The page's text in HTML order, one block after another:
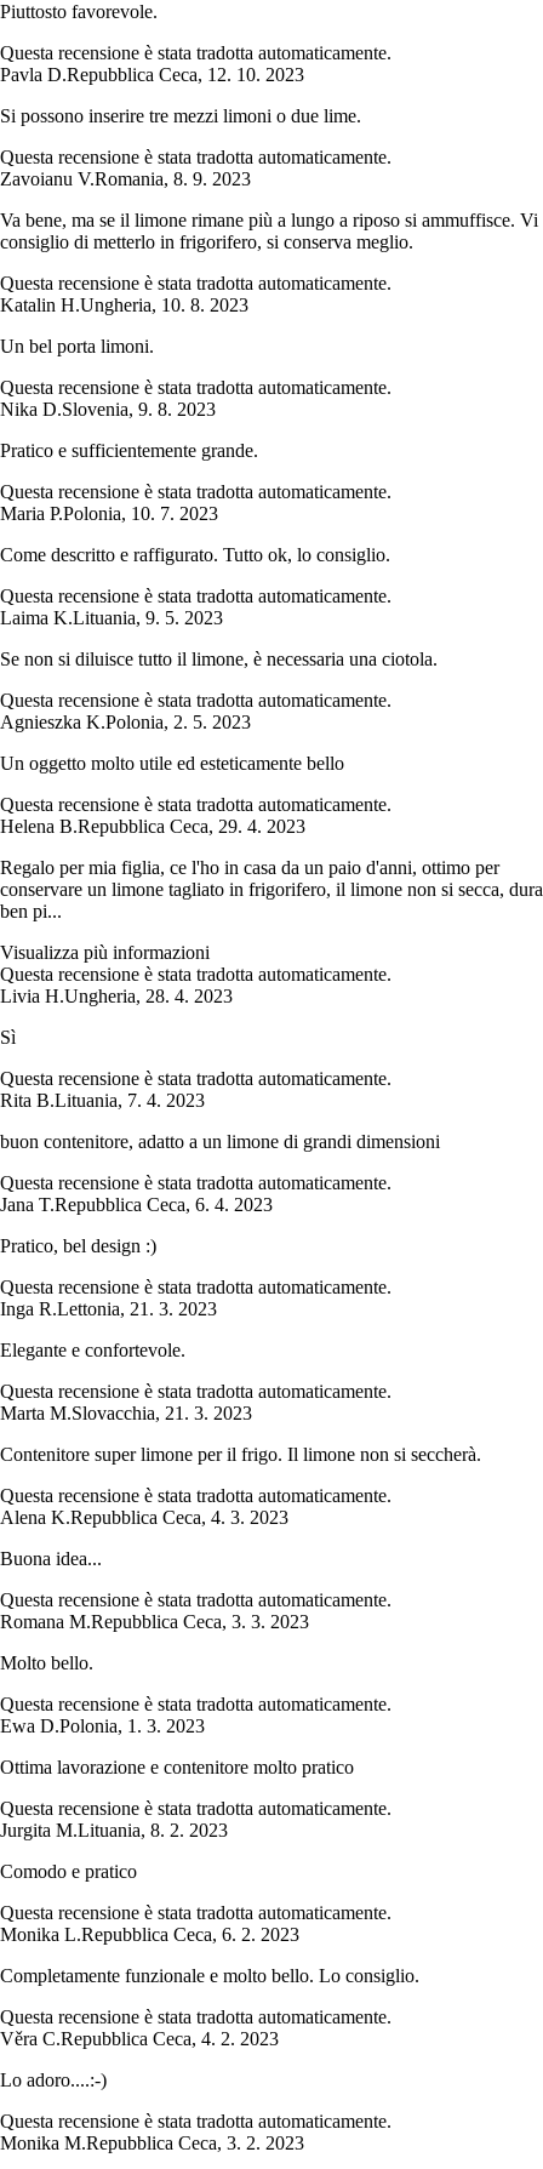
Piuttosto favorevole.
Questa recensione è stata tradotta automaticamente.
Pavla D.Repubblica Ceca, 12. 10. 2023
Si possono inserire tre mezzi limoni o due lime.
Questa recensione è stata tradotta automaticamente.
Zavoianu V.Romania, 8. 9. 2023
Va bene, ma se il limone rimane più a lungo a riposo si ammuffisce. Vi
consiglio di metterlo in frigorifero, si conserva meglio.
Questa recensione è stata tradotta automaticamente.
Katalin H.Ungheria, 10. 8. 2023
Un bel porta limoni.
Questa recensione è stata tradotta automaticamente.
Nika D.Slovenia, 9. 8. 2023
Pratico e sufficientemente grande.
Questa recensione è stata tradotta automaticamente.
Maria P.Polonia, 10. 7. 2023
Come descritto e raffigurato. Tutto ok, lo consiglio.
Questa recensione è stata tradotta automaticamente.
Laima K.Lituania, 9. 5. 2023
Se non si diluisce tutto il limone, è necessaria una ciotola.
Questa recensione è stata tradotta automaticamente.
Agnieszka K.Polonia, 2. 5. 2023
Un oggetto molto utile ed esteticamente bello
Questa recensione è stata tradotta automaticamente.
Helena B.Repubblica Ceca, 29. 4. 2023
Regalo per mia figlia, ce l'ho in casa da un paio d'anni, ottimo per
conservare un limone tagliato in frigorifero, il limone non si secca, dura
ben pi...
Visualizza più informazioni
Questa recensione è stata tradotta automaticamente.
Livia H.Ungheria, 28. 4. 2023
Sì
Questa recensione è stata tradotta automaticamente.
Rita B.Lituania, 7. 4. 2023
buon contenitore, adatto a un limone di grandi dimensioni
Questa recensione è stata tradotta automaticamente.
Jana T.Repubblica Ceca, 6. 4. 2023
Pratico, bel design :)
Questa recensione è stata tradotta automaticamente.
Inga R.Lettonia, 21. 3. 2023
Elegante e confortevole.
Questa recensione è stata tradotta automaticamente.
Marta M.Slovacchia, 21. 3. 2023
Contenitore super limone per il frigo. Il limone non si seccherà.
Questa recensione è stata tradotta automaticamente.
Alena K.Repubblica Ceca, 4. 3. 2023
Buona idea...
Questa recensione è stata tradotta automaticamente.
Romana M.Repubblica Ceca, 3. 3. 2023
Molto bello.
Questa recensione è stata tradotta automaticamente.
Ewa D.Polonia, 1. 3. 2023
Ottima lavorazione e contenitore molto pratico
Questa recensione è stata tradotta automaticamente.
Jurgita M.Lituania, 8. 2. 2023
Comodo e pratico
Questa recensione è stata tradotta automaticamente.
Monika L.Repubblica Ceca, 6. 2. 2023
Completamente funzionale e molto bello. Lo consiglio.
Questa recensione è stata tradotta automaticamente.
Věra C.Repubblica Ceca, 4. 2. 2023
Lo adoro....:-)
Questa recensione è stata tradotta automaticamente.
Monika M.Repubblica Ceca, 3. 2. 2023